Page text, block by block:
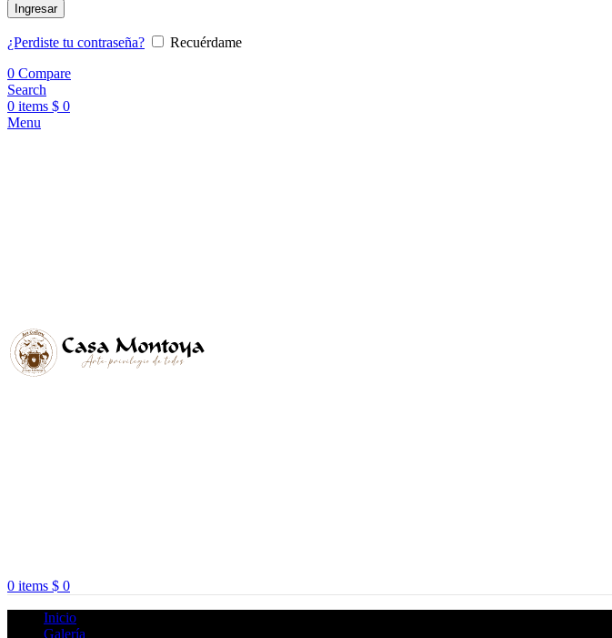
Ingresar
¿Perdiste tu contraseña?
Recuérdame
0 Compare
Search
0 items $ 0
Menu
0 items $ 0
Inicio
Galería